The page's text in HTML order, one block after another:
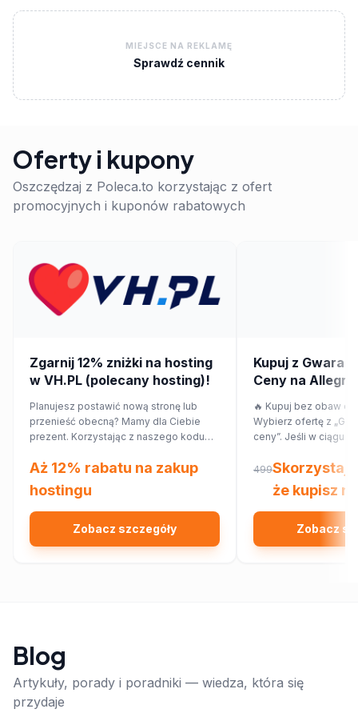
MIEJSCE NA REKLAMĘ
Sprawdź cennik
Oferty i kupony
Oszczędzaj z Poleca.to korzystając z ofert
promocyjnych i kuponów rabatowych
Zgarnij 12% zniżki na hosting
w VH.PL (polecany hosting)!
Planujesz postawić nową stronę lub
przenieść obecną? Mamy dla Ciebie
prezent. Korzystając z naszego kodu
12%!
Aż 12% rabatu na zakup
hostingu
Zobacz szczegóły
Kupuj z
Ceny na
🔥 Kupuj bez obaw o
Wybierz ofertę z
ceny”. Jeśli w ciągu
innym sklepie,
różnicy w cenie w
Sprawdź!
499Skorzystaj
że kupisz
Zobacz
Blog
Artykuły, porady i poradniki — wiedza, która się
przydaje